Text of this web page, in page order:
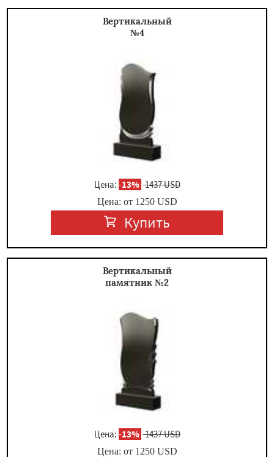
Вертикальный
№4
Цена: -13% 1437 USD
Цена: от 1250USD
Купить
Вертикальный
памятник №2
Цена: -13% 1437 USD
Цена: от 1250USD